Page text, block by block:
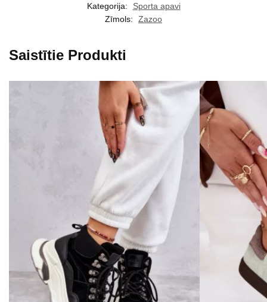
Kategorija:
Sporta apavi
Zīmols:
Zazoo
Saistītie Produkti